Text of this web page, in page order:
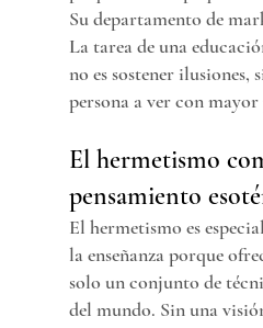
Su departamento de
La tarea de una
no es sostener ilusiones,
persona a ver con
El hermetismo
pensamiento
El hermetismo es
la enseñanza porque
solo un conjunto de
del mundo. Sin una